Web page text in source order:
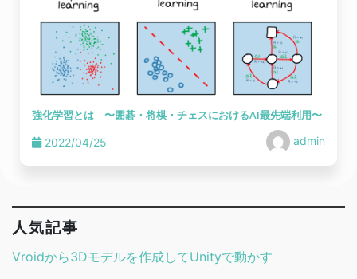
強化学習とは 〜囲碁・将棋・チェスにおけるAI最先端利用〜
2022/04/25 admin
人気記事
Vroidから3Dモデルを作成してUnityで動かす